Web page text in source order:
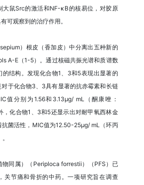
大鼠Src的激活和NF-κB的核易位，对胶原
可观察到的治疗作用。
）根皮（香加皮）中分离出五种新的
A-E（1-5）。通过核磁共振光谱和质谱数
的结构。发现化合物1、3和5表现出显著的
于化合物3、3具有显著的抗赤霉素和长链
值分别为1.56和3.13μg/ mL（酮康唑：
，化合物1、3和5还显示出对耐甲氧西林金
抗菌活性，MIC值为12.50-25μg/ mL（环丙
物同属）（Periploca forrestii）（PFS）已
关节痛和骨折的中药。一项研究旨在调查